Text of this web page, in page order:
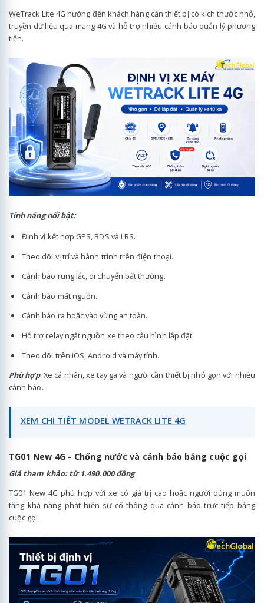
WeTrack Lite 4G hướng đến khách hàng cần thiết bị có kích thước nhỏ,
truyền dữ liệu qua mạng 4G và hỗ trợ nhiều cảnh báo quản lý phương
tiện.
Tính năng nổi bật:
Định vị kết hợp GPS, BDS và LBS.
Theo dõi vị trí và hành trình trên điện thoại.
Cảnh báo rung lắc, di chuyển bất thường.
Cảnh báo mất nguồn.
Cảnh báo ra hoặc vào vùng an toàn.
Hỗ trợ relay ngắt nguồn xe theo cấu hình lắp đặt.
Theo dõi trên iOS, Android và máy tính.
Phù hợp: Xe cá nhân, xe tay ga và người cần thiết bị nhỏ gọn với nhiều
cảnh báo.
XEM CHI TIẾT MODEL WETRACK LITE 4G
TG01 New 4G - Chống nước và cảnh báo bằng cuộc gọi
Giá tham khảo: từ 1.490.000 đồng
TG01 New 4G phù hợp với xe có giá trị cao hoặc người dùng muốn
tăng khả năng phát hiện sự cố thông qua cảnh báo trực tiếp bằng
cuộc gọi.